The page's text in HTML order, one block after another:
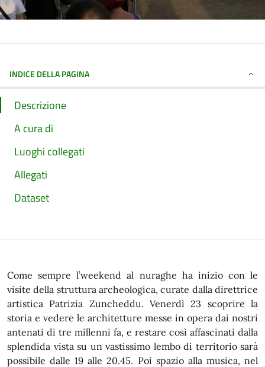
INDICE DELLA PAGINA
Descrizione
A cura di
Luoghi collegati
Allegati
Dataset
Come sempre l’weekend al nuraghe ha inizio con le
visite della struttura archeologica, curate dalla direttrice
artistica Patrizia Zuncheddu. Venerdì 23 scoprire la
storia e vedere le architetture messe in opera dai nostri
antenati di tre millenni fa, e restare così affascinati dalla
splendida vista su un vastissimo lembo di territorio sarà
possibile dalle 19 alle 20.45. Poi spazio alla musica, nel